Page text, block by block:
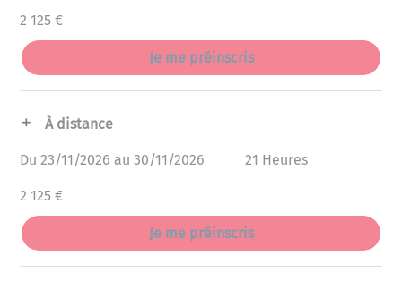
2 125 €
Je me préinscris
À distance
Du 23/11/2026 au 30/11/2026 21 Heures
2 125 €
Je me préinscris